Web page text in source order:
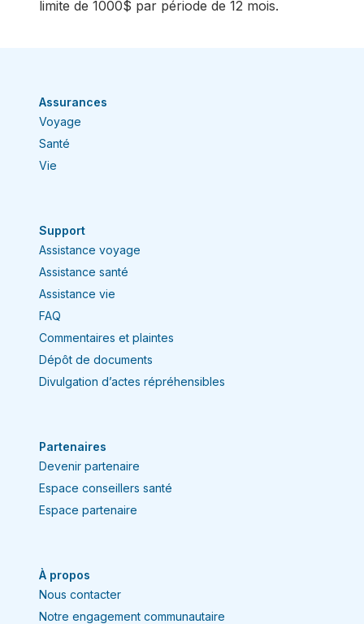
limite de 1000$ par période de 12 mois.
Assurances
Voyage
Santé
Vie
Support
Assistance voyage
Assistance santé
Assistance vie
FAQ
Commentaires et plaintes
Dépôt de documents
Divulgation d’actes répréhensibles
Partenaires
Devenir partenaire
Espace conseillers santé
Espace partenaire
À propos
Nous contacter
Notre engagement communautaire